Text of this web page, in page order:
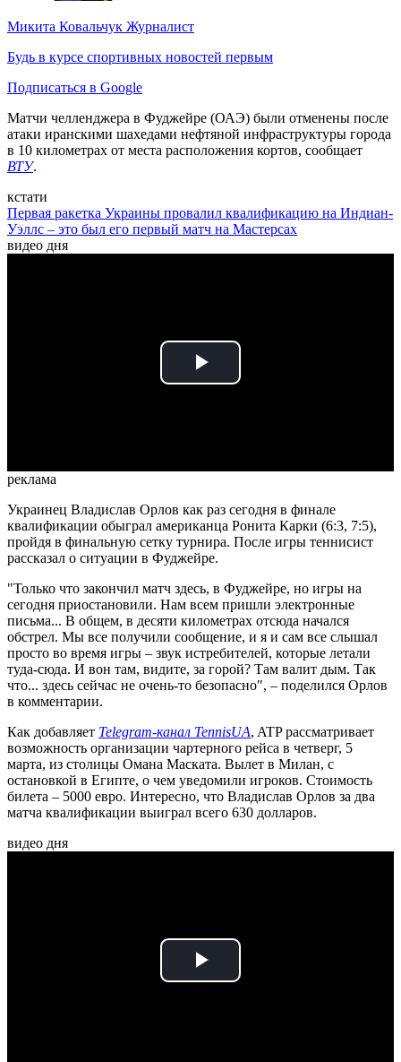
Микита Ковальчук Журналист
Будь в курсе спортивных новостей первым
Подписаться в Google
Матчи челленджера в Фуджейре (ОАЭ) были отменены после
атаки иранскими шахедами нефтяной инфраструктуры города
в 10 километрах от места расположения кортов, сообщает
ВТУ.
кстати
Первая ракетка Украины провалил квалификацию на Индиан-
Уэллс – это был его первый матч на Мастерсах
видео дня
Play
реклама
Украинец Владислав Орлов как раз сегодня в финале
квалификации обыграл американца Ронита Карки (6:3, 7:5),
пройдя в финальную сетку турнира. После игры теннисист
рассказал о ситуации в Фуджейре.
"Только что закончил матч здесь, в Фуджейре, но игры на
сегодня приостановили. Нам всем пришли электронные
письма... В общем, в десяти километрах отсюда начался
обстрел. Мы все получили сообщение, и я и сам все слышал
просто во время игры – звук истребителей, которые летали
туда-сюда. И вон там, видите, за горой? Там валит дым. Так
что... здесь сейчас не очень-то безопасно", – поделился Орлов
в комментарии.
Как добавляет Telegram-канал TennisUA, ATP рассматривает
возможность организации чартерного рейса в четверг, 5
марта, из столицы Омана Маската. Вылет в Милан, с
остановкой в Египте, о чем уведомили игроков. Стоимость
билета – 5000 евро. Интересно, что Владислав Орлов за два
матча квалификации выиграл всего 630 долларов.
видео дня
Play